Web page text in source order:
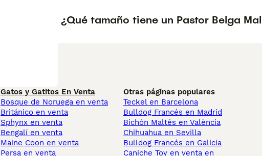
¿Qué tamaño tiene un Pastor Belga
Gatos y Gatitos En Venta
Bosque de Noruega en venta
Británico en venta
Sphynx en venta
Bengalí en venta
Maine Coon en venta
Persa en venta
Otras páginas populares
Teckel en Barcelona
Bulldog Francés en Madrid
Bichón Maltés en València
Chihuahua en Sevilla
Bulldog Francés en Galicia
Caniche Toy en venta en